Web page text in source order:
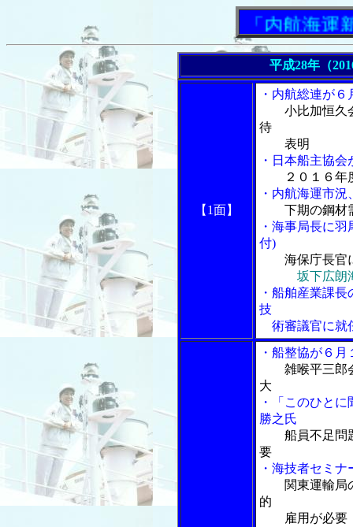
「内航海運新聞
平成28年（
【1面】
・内航総連が
小比加恒久
待
表明
・日本船主協
２０１６年
・内航海運市
下期の鋼材
・海事局長に
付)
海保庁長官
坂下広朗
・船舶産業課
技
術審議官に就
・船整協が６
雑喉平三郎
大
・「このひと
勝之氏
船員不足問
要
・海技者セミ
関東運輸局
的
雇用が必要